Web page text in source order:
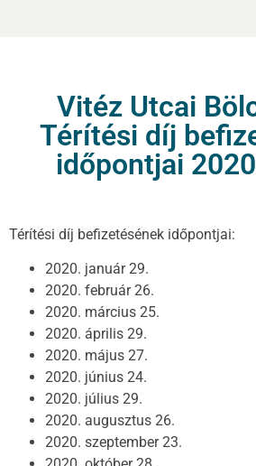
Vitéz Utcai
Térítési díj
időpontjai
Térítési díj befizetésének időpontjai:
2020. január 29.
2020. február 26.
2020. március 25.
2020. április 29.
2020. május 27.
2020. június 24.
2020. július 29.
2020. augusztus 26.
2020. szeptember 23.